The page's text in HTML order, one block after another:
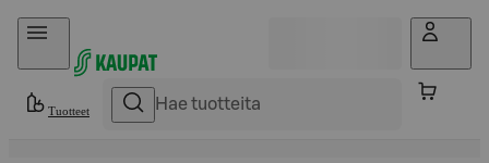
Hyppää sisältöön
Tuotteet